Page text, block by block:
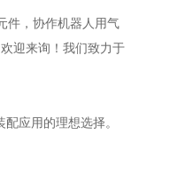
件，协作机器人用气
迎来询！我们致力于
应用的理想选择。